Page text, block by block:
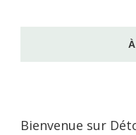
Bienvenue sur